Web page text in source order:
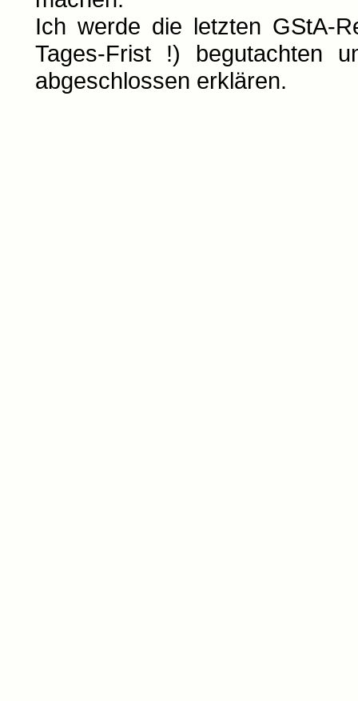
Ich werde die letzten GStA-
Tages-Frist !) begutachten
abgeschlossen erklären.